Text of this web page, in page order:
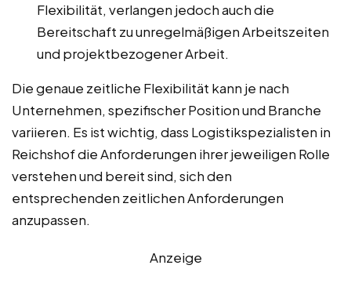
Flexibilität, verlangen jedoch auch die
Bereitschaft zu unregelmäßigen Arbeitszeiten
und projektbezogener Arbeit.
Die genaue zeitliche Flexibilität kann je nach
Unternehmen, spezifischer Position und Branche
variieren. Es ist wichtig, dass Logistikspezialisten in
Reichshof die Anforderungen ihrer jeweiligen Rolle
verstehen und bereit sind, sich den
entsprechenden zeitlichen Anforderungen
anzupassen.
Anzeige